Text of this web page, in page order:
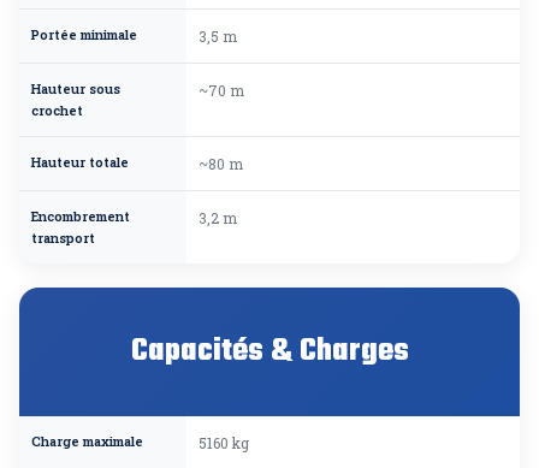
Portée minimale 3,5 m
Hauteur sous
crochet
~70 m
Hauteur totale ~80 m
Encombrement
transport
3,2 m
Capacités & Charges
Charge maximale 5160 kg